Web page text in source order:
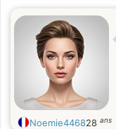
Noemie446828 ans